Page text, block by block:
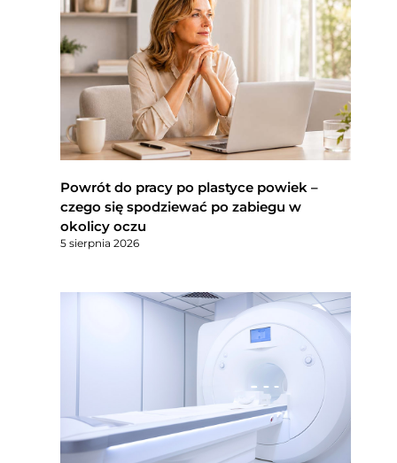
Powrót do pracy po plastyce powiek –
czego się spodziewać po zabiegu w
okolicy oczu
5 sierpnia 2026